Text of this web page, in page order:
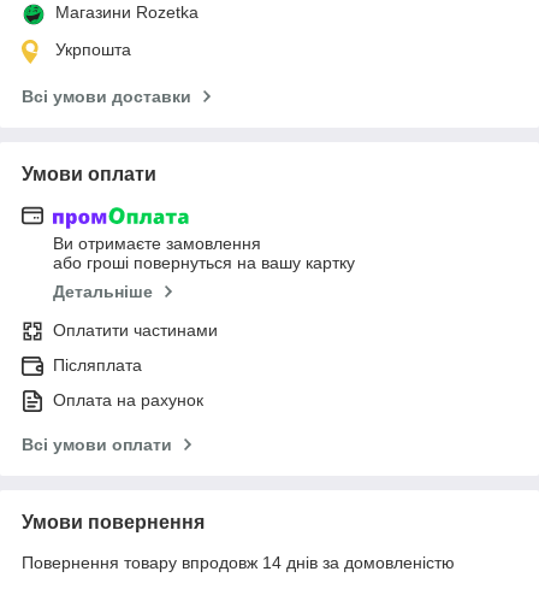
Магазини Rozetka
Укрпошта
Всі умови доставки
Умови оплати
Ви отримаєте замовлення
або гроші повернуться на вашу картку
Детальніше
Оплатити частинами
Післяплата
Оплата на рахунок
Всі умови оплати
Умови повернення
Повернення товару впродовж 14 днів за домовленістю